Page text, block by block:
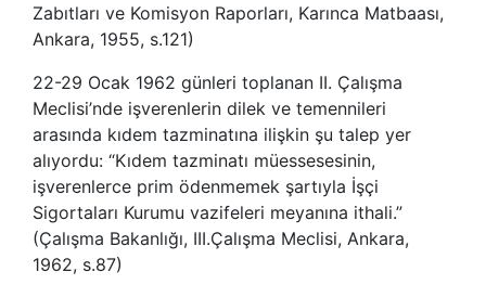
Zabıtları ve Komisyon Raporları, Karınca Matbaası,
Ankara, 1955, s.121)
22-29 Ocak 1962 günleri toplanan II. Çalışma
Meclisi’nde işverenlerin dilek ve temennileri
arasında kıdem tazminatına ilişkin şu talep yer
alıyordu: “Kıdem tazminatı müessesesinin,
işverenlerce prim ödenmemek şartıyla İşçi
Sigortaları Kurumu vazifeleri meyanına ithali.”
(Çalışma Bakanlığı, III.Çalışma Meclisi, Ankara,
1962, s.87)